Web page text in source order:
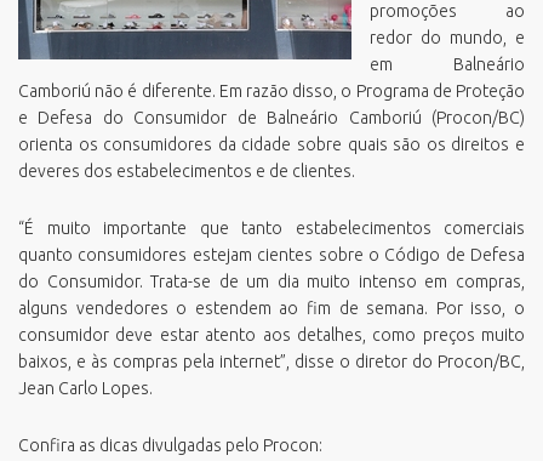
promoções ao
redor do mundo, e
em Balneário
Camboriú não é diferente. Em razão disso, o Programa de Proteção
e Defesa do Consumidor de Balneário Camboriú (Procon/BC)
orienta os consumidores da cidade sobre quais são os direitos e
deveres dos estabelecimentos e de clientes.
“É muito importante que tanto estabelecimentos comerciais
quanto consumidores estejam cientes sobre o Código de Defesa
do Consumidor. Trata-se de um dia muito intenso em compras,
alguns vendedores o estendem ao fim de semana. Por isso, o
consumidor deve estar atento aos detalhes, como preços muito
baixos, e às compras pela internet”, disse o diretor do Procon/BC,
Jean Carlo Lopes.
Confira as dicas divulgadas pelo Procon: